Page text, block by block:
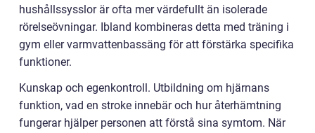
hushållssysslor är ofta mer värdefullt än isolerade
rörelseövningar. Ibland kombineras detta med träning i
gym eller varmvattenbassäng för att förstärka specifika
funktioner.
Kunskap och egenkontroll. Utbildning om hjärnans
funktion, vad en stroke innebär och hur återhämtning
fungerar hjälper personen att förstå sina symtom. När